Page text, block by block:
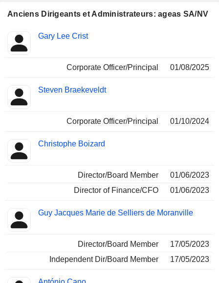
Anciens Dirigeants et Administrateurs: ageas SA/NV
Insider
Fonctions
occupées
Gary Lee Crist
Corporate Officer/Principal 01/08/2025
Steven Braekeveldt
Corporate Officer/Principal 01/10/2024
Christophe Boizard
Director/Board Member
01/06/2023
Director of Finance/CFO
01/06/2023
Guy Jacques Marie de Selliers de Moranville
Director/Board Member
17/05/2023
Independent Dir/Board Member
17/05/2023